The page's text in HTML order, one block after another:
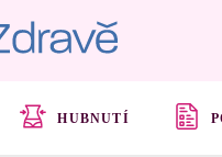
HUBNUTÍ